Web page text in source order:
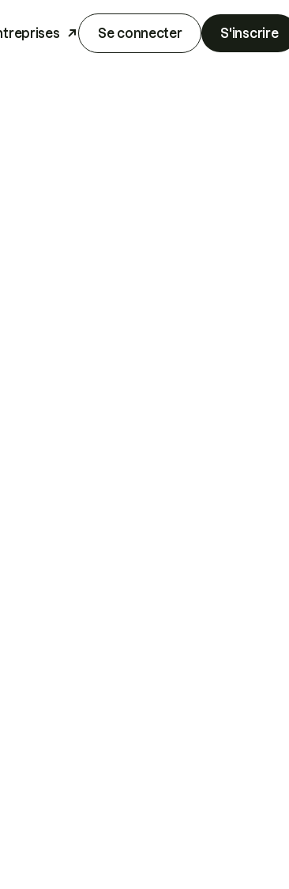
Se connecter S'inscrire